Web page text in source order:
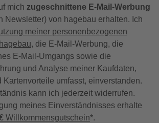
mich zugeschnittene E-Mail-Werbung
Newsletter) von hagebau erhalten. Ich
meiner personenbezogenen
, die E-Mail-Werbung, die
E-Mail-Umgangs sowie die
und Analyse meiner Kaufdaten,
Kartenvorteile umfasst, einverstanden.
kann ich jederzeit widerrufen.
meines Einverständnisses erhalte
Willkommensgutschein*.